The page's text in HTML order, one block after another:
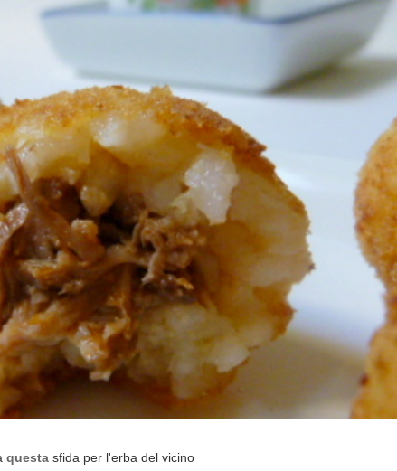
questa sfida per l'erba del vicino